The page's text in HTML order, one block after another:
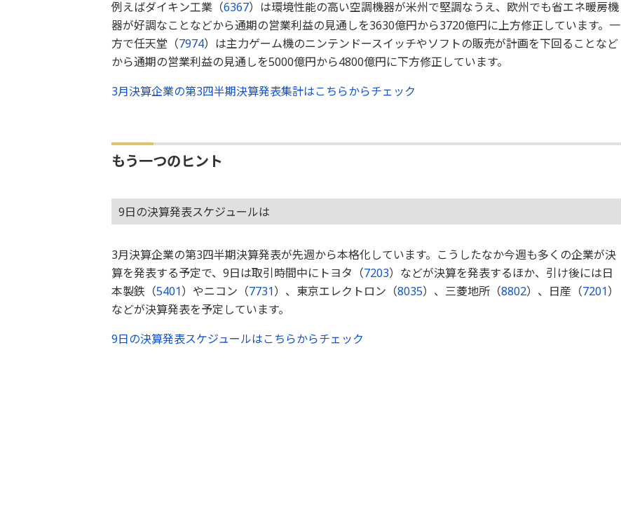
例えばダイキン工業（6367）は環境性能の高い空調機器が米州で堅調なうえ、欧州でも省エネ暖房機
器が好調なことなどから通期の営業利益の見通しを3630億円から3720億円に上方修正しています。一
方で任天堂（7974）は主力ゲーム機のニンテンドースイッチやソフトの販売が計画を下回ることなど
から通期の営業利益の見通しを5000億円から4800億円に下方修正しています。
3月決算企業の第3四半期決算発表集計はこちらからチェック
もう一つのヒント
9日の決算発表スケジュールは
3月決算企業の第3四半期決算発表が先週から本格化しています。こうしたなか今週も多くの企業が決
算を発表する予定で、9日は取引時間中にトヨタ（7203）などが決算を発表するほか、引け後には日
本製鉄（5401）やニコン（7731）、東京エレクトロン（8035）、三菱地所（8802）、日産（7201）
などが決算発表を予定しています。
9日の決算発表スケジュールはこちらからチェック